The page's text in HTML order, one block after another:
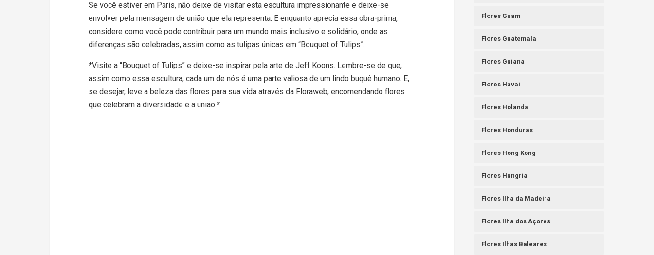
Se você estiver em Paris, não deixe de visitar esta escultura impressionante e deixe-se
envolver pela mensagem de união que ela representa. E enquanto aprecia essa obra-prima,
considere como você pode contribuir para um mundo mais inclusivo e solidário, onde as
diferenças são celebradas, assim como as tulipas únicas em “Bouquet of Tulips”.
*Visite a “Bouquet of Tulips” e deixe-se inspirar pela arte de Jeff Koons. Lembre-se de que,
assim como essa escultura, cada um de nós é uma parte valiosa de um lindo buquê humano. E,
se desejar, leve a beleza das flores para sua vida através da Floraweb, encomendando flores
que celebram a diversidade e a união.*
Flores Guam
Flores Guatemala
Flores Guiana
Flores Havai
Flores Holanda
Flores Honduras
Flores Hong Kong
Flores Hungria
Flores Ilha da Madeira
Flores Ilha dos Açores
Flores Ilhas Baleares